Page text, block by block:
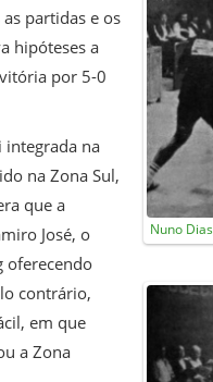
Nuno Dias
partidas e os
hipóteses a
por 5-0
integrada na
na Zona Sul,
que a
José, o
oferecendo
contrário,
em que
a Zona